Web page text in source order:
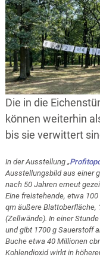
Die in die
können weiterhin
bis sie verwittert
In der Ausstellung „
Ausstellungsbild aus einer
nach 50 Jahren erneut
Eine freistehende, etwa
qm äußere Blattoberfläche,
(Zellwände). In einer
und gibt 1700 g Sauerstoff
Buche etwa 40 Millionen
Kohlendioxid wirkt in